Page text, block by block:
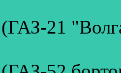
(ГАЗ-21